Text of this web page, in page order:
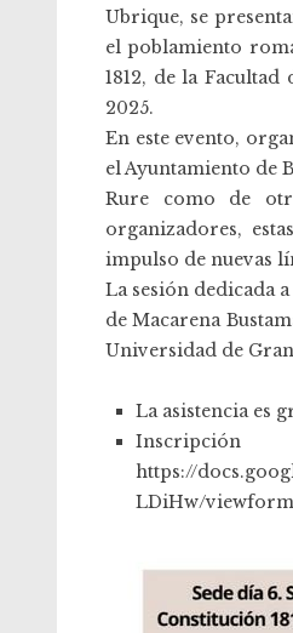
Ubrique, se
el poblamiento
1812, de la
2025.
En este evento,
el Ayuntamiento de
Rure como de
organizadores,
impulso de nuevas
La sesión dedicada
de Macarena
Universidad de
La asistencia es
https://
LDiHw/viewform